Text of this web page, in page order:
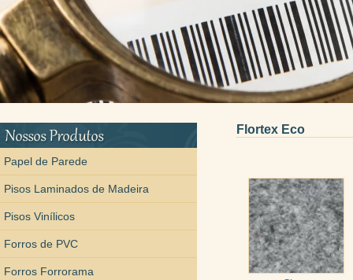
Papel de Parede
Pisos Laminados de Madeira
Pisos Vinílicos
Forros de PVC
Forros Forrorama
Flortex Eco